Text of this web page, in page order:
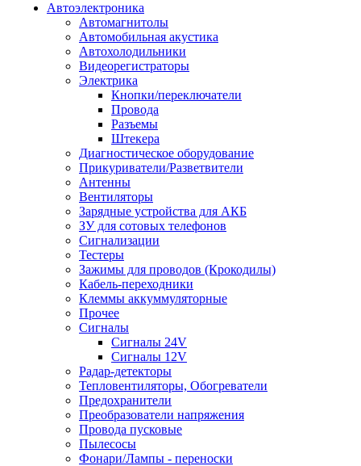
Автоэлектроника
Автомагнитолы
Автомобильная акустика
Автохолодильники
Видеорегистраторы
Электрика
Кнопки/переключатели
Провода
Разъемы
Штекера
Диагностическое оборудование
Прикуриватели/Разветвители
Антенны
Вентиляторы
Зарядные устройства для АКБ
ЗУ для сотовых телефонов
Сигнализации
Тестеры
Зажимы для проводов (Крокодилы)
Кабель-переходники
Клеммы аккуммуляторные
Прочее
Сигналы
Сигналы 24V
Сигналы 12V
Радар-детекторы
Тепловентиляторы, Обогреватели
Предохранители
Преобразователи напряжения
Провода пусковые
Пылесосы
Фонари/Лампы - переноски